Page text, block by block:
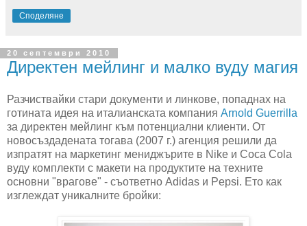
Споделяне
20 септември 2010
Директен мейлинг и малко вуду магия
Разчиствайки стари документи и линкове, попаднах на
готината идея на италианската компания Arnold Guerrilla
за директен мейлинг към потенциални клиенти. От
новосъздадената тогава (2007 г.) агенция решили да
изпратят на маркетинг мениджърите в Nike и Coca Cola
вуду комплекти с макети на продуктите на техните
основни "врагове" - съответно Adidas и Pepsi. Ето как
изглеждат уникалните бройки: